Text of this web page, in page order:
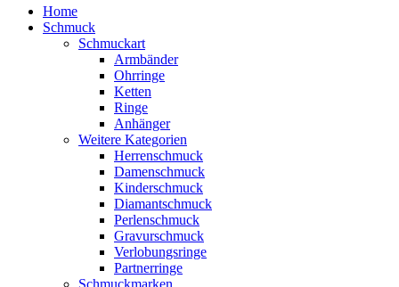
Home
Schmuck
Schmuckart
Armbänder
Ohrringe
Ketten
Ringe
Anhänger
Weitere Kategorien
Herrenschmuck
Damenschmuck
Kinderschmuck
Diamantschmuck
Perlenschmuck
Gravurschmuck
Verlobungsringe
Partnerringe
Schmuckmarken